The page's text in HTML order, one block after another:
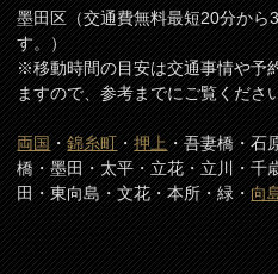
墨田区（交通費無料最短20分か
す。）
※移動時間の目安は交通事情や予
ますので、参考までにご覧くださ
両国・錦糸町・押上・吾妻橋・石
橋・墨田・太平・立花・立川・千
田・東向島・文花・本所・緑・向